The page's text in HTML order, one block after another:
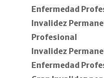
Enfermedad
Invalidez
Profesional
Invalidez
Enfermedad